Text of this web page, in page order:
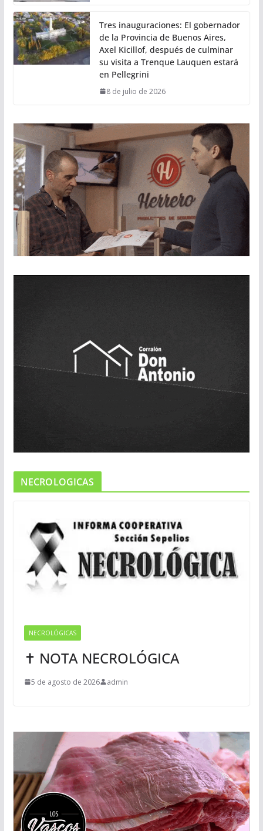
Tres inauguraciones: El gobernador
de la Provincia de Buenos Aires,
Axel Kicillof, después de culminar
su visita a Trenque Lauquen estará
en Pellegrini
8 de julio de 2026
NECROLOGICAS
NECROLÓGICAS
✝ NOTA NECROLÓGICA
5 de agosto de 2026 admin